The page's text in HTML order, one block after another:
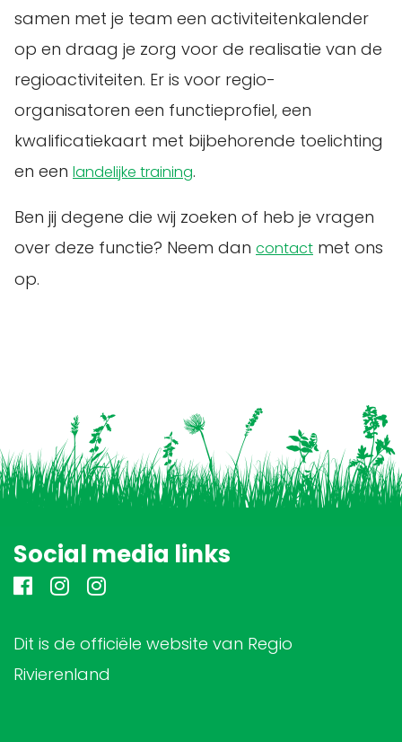
samen met je team een activiteitenkalender
op en draag je zorg voor de realisatie van de
regioactiviteiten. Er is voor regio-
organisatoren een functieprofiel, een
kwalificatiekaart met bijbehorende toelichting
en een landelijke training.
Ben jij degene die wij zoeken of heb je vragen
over deze functie? Neem dan contact met ons
op.
Social media links
Dit is de officiële website van Regio
Rivierenland